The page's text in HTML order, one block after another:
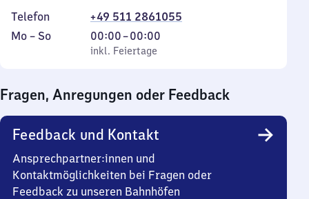
Telefon
+49 511 2861055
Montag
Mo – So,
inkl. Feiertage
00:00–00:00
Von
0
0
Uhr
inkl. Feiertage
Fragen, Anregungen oder Feedback
Feedback und Kontakt
Ansprechpartner:innen und
Kontaktmöglichkeiten bei Fragen oder
Feedback zu unseren Bahnhöfen